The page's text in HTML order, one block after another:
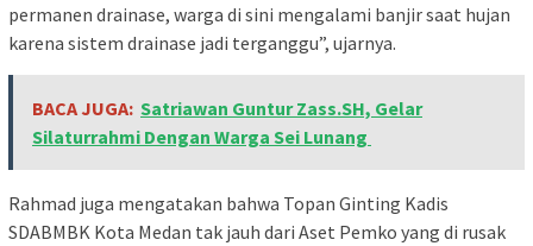
permanen drainase, warga di sini mengalami banjir saat hujan
karena sistem drainase jadi terganggu”, ujarnya.
BACA JUGA: Satriawan Guntur Zass.SH, Gelar
Silaturrahmi Dengan Warga Sei Lunang
Rahmad juga mengatakan bahwa Topan Ginting Kadis
SDABMBK Kota Medan tak jauh dari Aset Pemko yang di rusak